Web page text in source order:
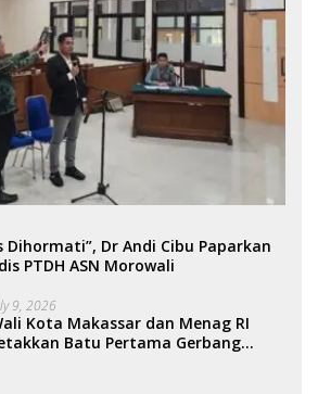
Dihormati”, Dr Andi Cibu Paparkan
PTDH ASN Morowali
9, 2026
Kota Makassar dan Menag RI
Batu Pertama Gerbang